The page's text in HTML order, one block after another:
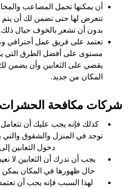
أن يمكنها تحمل المصاعب
تتعرض لها حتى تضمن لك أن
بدون أن تشعر بالخوف حيال ذلك.
تعتمد على فريق عمل أحترافي
مستوى على أفضل الطرق التي
يقضي على الثعابين وأن يضمن
المكان من جديد.
شركات مكافحة الحشرات
كذلك فإنه يجب عليك أن
توجد في المنزل والشقوق
دخول الثعابين
يجب أن تدرك أن الثعابين لا
حال ظهورها في المكان يمكن
لهذا السبب فإنه يجب أن